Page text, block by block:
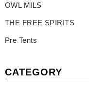
OWL MILS
THE FREE SPIRITS
Pre Tents
CATEGORY